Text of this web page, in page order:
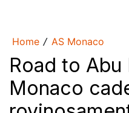
Home / AS Monaco
Road to Abu
Monaco